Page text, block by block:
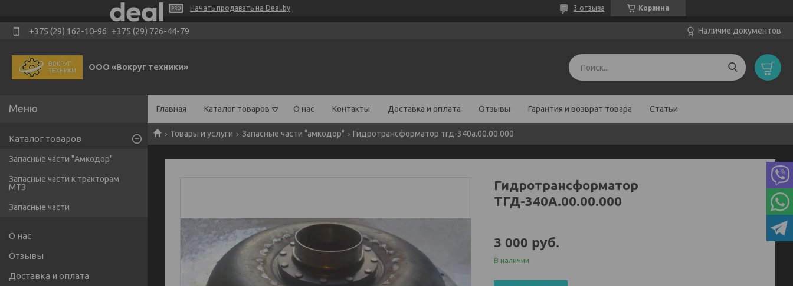
Начать продавать на Deal.by Корзина
3 отзыва
+375 (29) 162-10-96 +375 (29) 726-44-79 Наличие документов
ООО «Вокруг техники»
Главная Каталог товаров О нас Контакты Доставка и оплата Отзывы Гарантия и возврат товара Статьи
Товары и услуги Запасные части "амкодор" Гидротрансформатор тгд-340а.00.00.000
Гидротрансформатор
ТГД-340А.00.00.000
3 000 руб.
В наличии
Каталог товаров
Запасные части "Амкодор"
Запасные части к тракторам
МТЗ
Запасные части
О нас
Отзывы
Доставка и оплата